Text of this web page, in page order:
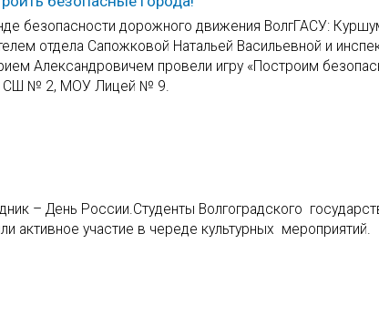
безопасности дорожного движения ВолгГАСУ:
отдела Сапожковой Натальей Васильевной и
Александровичем провели игру «Построим
СШ № 2, МОУ Лицей № 9.
– День России.Студенты Волгоградского
активное участие в череде культурных мероприятий.